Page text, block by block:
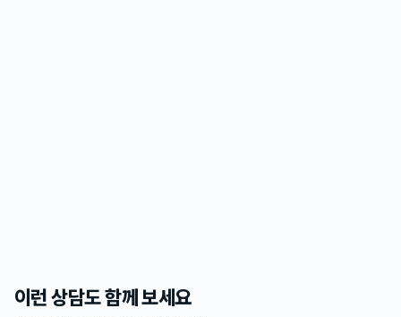
이런 상담도 함께 보세요